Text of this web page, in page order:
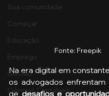
Sua comunidade
Começar
Educação
Emprego
Gestão
Ciências Contábeis
Fonte: Freepik
Na era digital em
os advogados enfrentam
de desafios e